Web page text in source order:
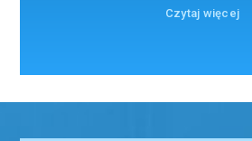
Czytaj więcej